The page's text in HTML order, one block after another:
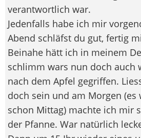
verantwortlich war.
Jedenfalls habe ich mir
Abend schläfst du gut, fertig
Beinahe hätt ich in meinem
schlimm wars nun doch auch
nach dem Apfel gegriffen.
doch sein und am Morgen (es
schon Mittag) machte ich mir
der Pfanne. War natürlich